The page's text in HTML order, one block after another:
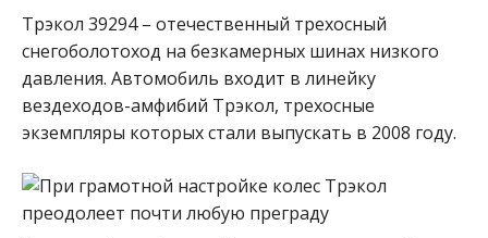
Трэкол 39294 – отечественный трехосный
снегоболотоход на безкамерных шинах низкого
давления. Автомобиль входит в линейку
вездеходов-амфибий Трэкол, трехосные
экземпляры которых стали выпускать в 2008 году.